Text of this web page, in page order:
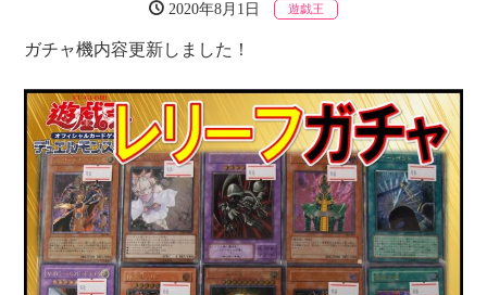
2020年8月1日 遊戯王
ガチャ機内容更新しました！